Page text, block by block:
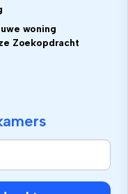
woning
Zoekopdracht